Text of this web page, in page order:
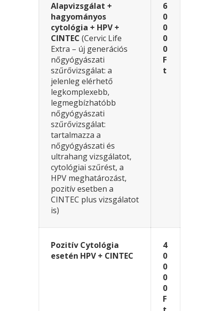
Alapvizsgálat +
hagyományos
cytológia + HPV +
CINTEC (Cervic Life
Extra – új generációs
nőgyógyászati
szűrővizsgálat: a
jelenleg elérhető
legkomplexebb,
legmegbízhatóbb
nőgyógyászati
szűrővizsgálat:
tartalmazza a
nőgyógyászati és
ultrahang vizsgálatot,
cytológiai szűrést, a
HPV meghatározást,
pozitív esetben a
CINTEC plus vizsgálatot
is)
6
0
0
0
0
F
t
Pozitív Cytológia
esetén HPV + CINTEC
4
0
0
0
0
F